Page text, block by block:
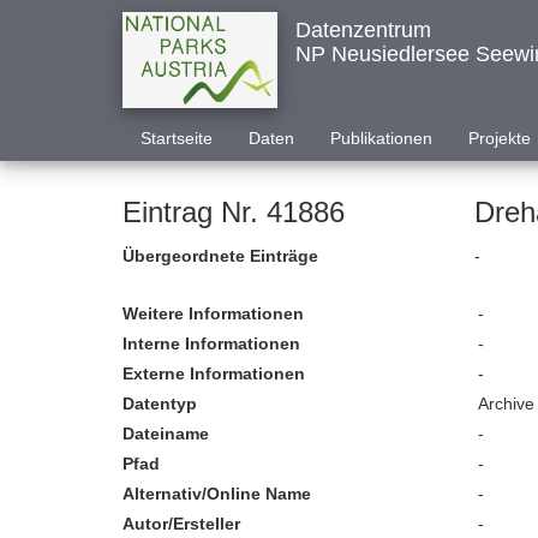
Datenzentrum
NP Neusiedlersee
Startseite Daten Publikationen Projekte
Eintrag Nr. 41886
Übergeordnete Einträge -
Weitere Informationen
-
Interne Informationen
-
Externe Informationen
-
Datentyp
Archive
Dateiname
-
Pfad
-
Alternativ/Online Name
-
Autor/Ersteller
-